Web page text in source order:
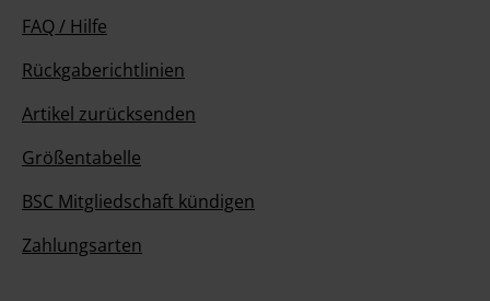
FAQ / Hilfe
Rückgaberichtlinien
Artikel zurücksenden
Größentabelle
BSC Mitgliedschaft kündigen
Zahlungsarten